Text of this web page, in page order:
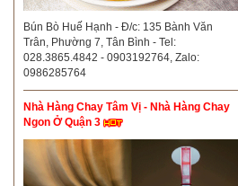
Bún Bò Huế Hạnh - Đ/c: 135 Bành Văn
Trân, Phường 7, Tân Bình - Tel:
028.3865.4842 - 0903192764, Zalo:
0986285764
Nhà Hàng Chay Tâm Vị - Nhà Hàng Chay
Ngon Ở Quận 3